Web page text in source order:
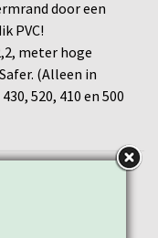
door een
PVC!
meter hoge
(Alleen in
520, 410 en 500